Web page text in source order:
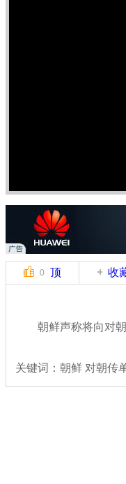
0 顶 收
朝鲜声称将向对朝
关键词：朝鲜 对朝传